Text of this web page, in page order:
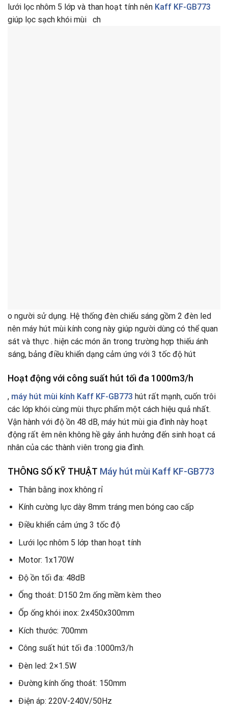
lưới lọc nhôm 5 lớp và than hoạt tính nên Kaff KF-GB773
giúp lọc sạch khói mùi ch
o người sử dụng. Hệ thống đèn chiếu sáng gồm 2 đèn led
nên máy hút mùi kính cong này giúp người dùng có thể quan
sát và thực . hiện các món ăn trong trường hợp thiếu ánh
sáng, bảng điều khiển dạng cảm ứng với 3 tốc độ hút
Hoạt động với công suất hút tối đa 1000m3/h
, máy hút mùi kính Kaff KF-GB773 hút rất mạnh, cuốn trôi
các lớp khói cùng mùi thực phẩm một cách hiệu quả nhất.
Vận hành với độ ồn 48 dB, máy hút mùi gia đình này hoạt
động rất êm nên không hề gây ảnh hưởng đến sinh hoạt cá
nhân của các thành viên trong gia đình.
THÔNG SỐ KỸ THUẬT Máy hút mùi Kaff KF-GB773
Thân bằng inox không rỉ
Kính cường lực dày 8mm tráng men bóng cao cấp
Điều khiển cảm ứng 3 tốc độ
Lưới lọc nhôm 5 lớp than hoạt tính
Motor: 1x170W
Độ ồn tối đa: 48dB
Ống thoát: D150 2m ống mềm kèm theo
Ốp ống khói inox: 2x450x300mm
Kích thước: 700mm
Công suất hút tối đa :1000m3/h
Đèn led: 2×1.5W
Đường kính ống thoát: 150mm
Điện áp: 220V-240V/50Hz